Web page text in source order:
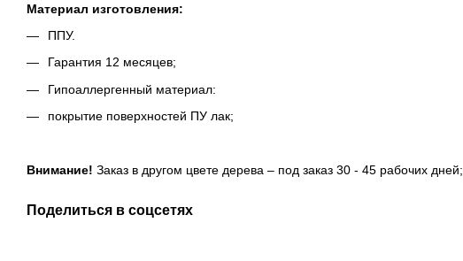
Материал изготовления:
ППУ.
Гарантия 12 месяцев;
Гипоаллергенный материал:
покрытие поверхностей ПУ лак;
Внимание! Заказ в другом цвете дерева – под заказ 30 - 45 рабочих дней;
Поделиться в соцсетях